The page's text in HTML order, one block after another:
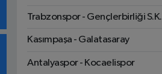
Trabzonspor - Gençlerbirliği S.K.
Kasımpaşa - Galatasaray
Antalyaspor - Kocaelispor